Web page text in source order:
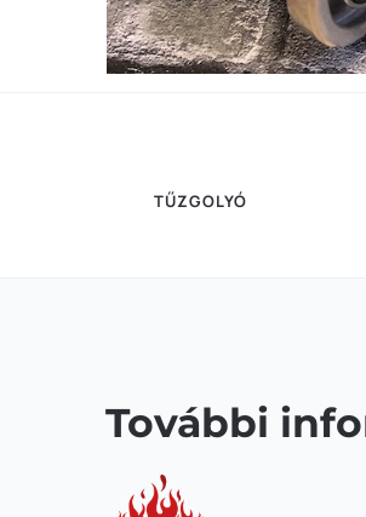
TŰZGOLYÓ
További